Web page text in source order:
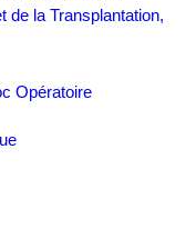
de la Transplantation,
Opératoire